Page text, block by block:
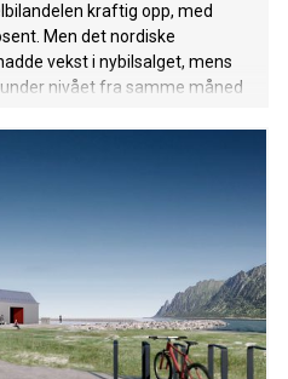
kraftig opp, med
Men det nordiske
vekst i nybilsalget, mens
nivået fra samme måned